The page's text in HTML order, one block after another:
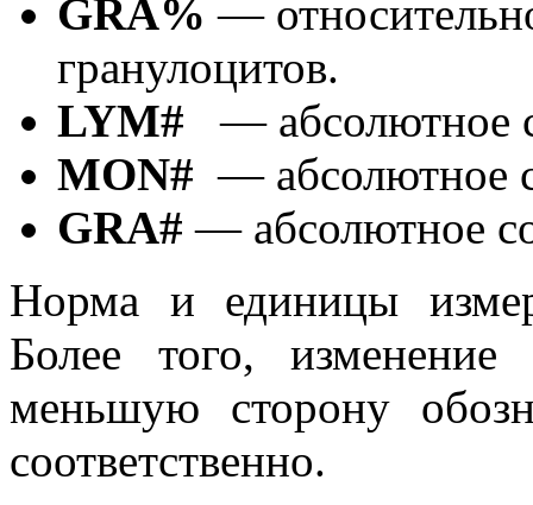
GRA% —
гранулоцитов.
LYM# — абсолютное
MON# — абсолютное
GRA# — абсолютное
Норма и единицы
Более того,
меньшую сторону
соответственно.